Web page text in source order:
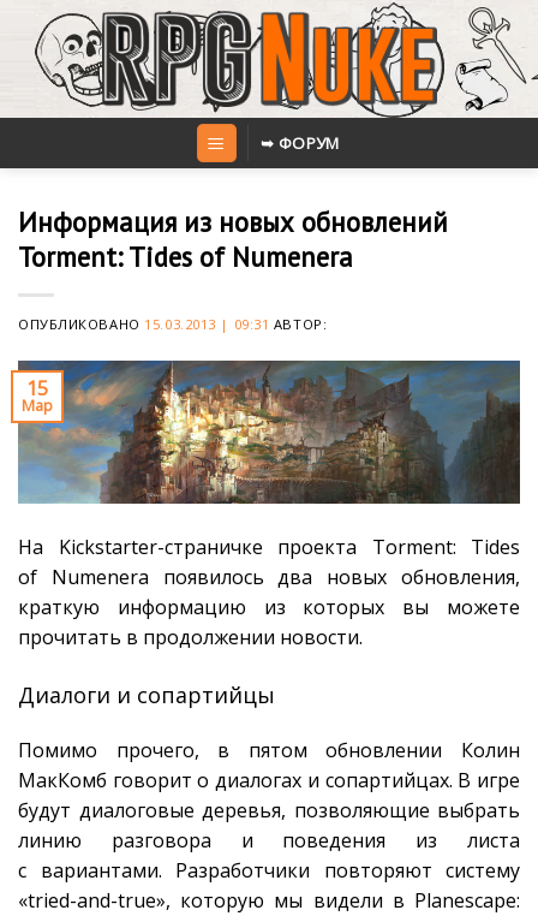
content
➥ ФОРУМ
Информация из новых обновлений
Torment: Tides of Numenera
ОПУБЛИКОВАНО 15.03.2013 | 09:31 АВТОР:
15
Мар
На Kickstarter-страничке проекта Torment: Tides
of Numenera появилось два новых обновления,
краткую информацию из которых вы можете
прочитать в продолжении новости.
Диалоги и сопартийцы
Помимо прочего, в пятом обновлении Колин
МакКомб говорит о диалогах и сопартийцах. В игре
будут диалоговые деревья, позволяющие выбрать
линию разговора и поведения из листа
с вариантами. Разработчики повторяют систему
«tried-and-true», которую мы видели в Planescape: